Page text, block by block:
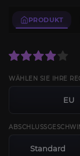
PRODUKT
WÄHLEN SIE IHRE
EU
Standard